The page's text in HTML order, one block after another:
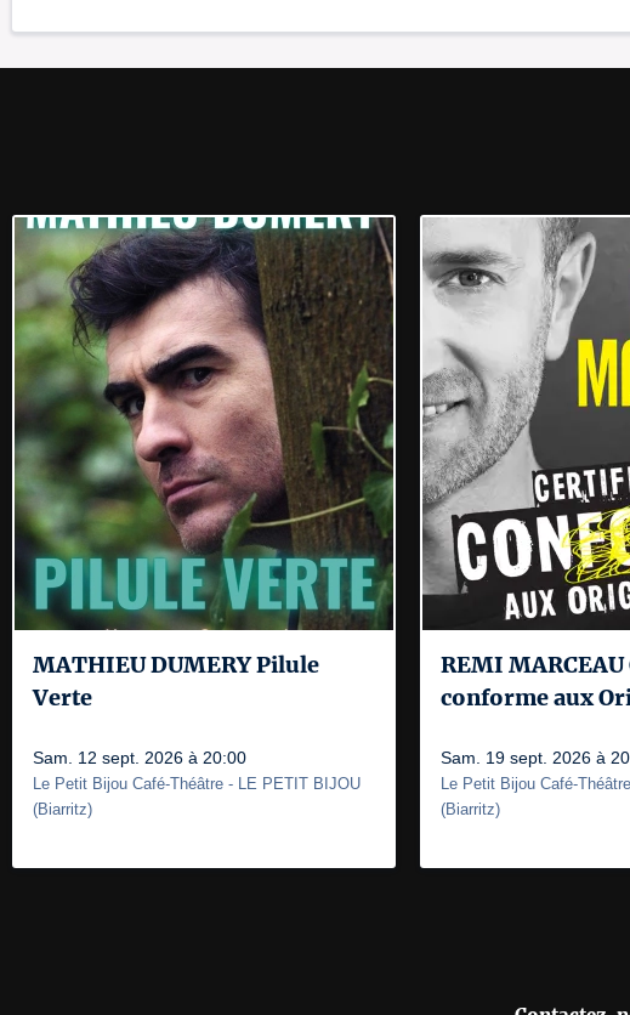
MATHIEU DUMERY Pilule
Verte
Sam. 12 sept. 2026 à 20:00
Le Petit Bijou Café-Théâtre - LE PETIT BIJOU
(Biarritz)
REMI
conforme aux
Sam. 19 sept. 2026 à
Le Petit Bijou Café-Théâtre
(Biarritz)